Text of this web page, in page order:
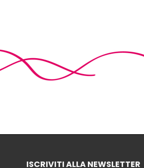
ISCRIVITI ALLA NEWSLETTER